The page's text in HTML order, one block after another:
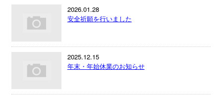
2026.01.28
安全祈願を行いました
2025.12.15
年末・年始休業のお知らせ